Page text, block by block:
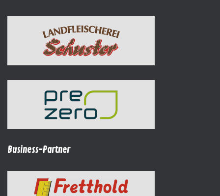
Business-Partner